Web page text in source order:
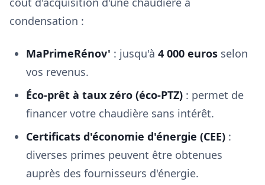
condensation :
MaPrimeRénov' : jusqu'à 4 000 euros selon
vos revenus.
Éco-prêt à taux zéro (éco-PTZ) : permet de
financer votre chaudière sans intérêt.
Certificats d'économie d'énergie (CEE) :
diverses primes peuvent être obtenues
auprès des fournisseurs d'énergie.